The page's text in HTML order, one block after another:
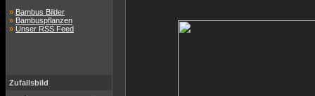
» Bambus Bilder
» Bambuspflanzen
» Unser RSS Feed
Zufallsbild